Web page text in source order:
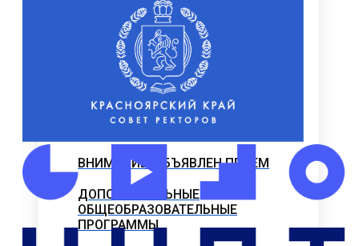
ПРОГРАММЫ ДОПОЛНИТЕЛЬНОГО
ПРОФЕССИОНАЛЬНОГО
ОБРАЗОВАНИЯ
Программы профессиональной
переподготовки
ВНИМАНИЕ! ОБЪЯВЛЕН ПРИЕМ
ДОПОЛНИТЕЛЬНЫЕ
ОБЩЕОБРАЗОВАТЕЛЬНЫЕ
ПРОГРАММЫ